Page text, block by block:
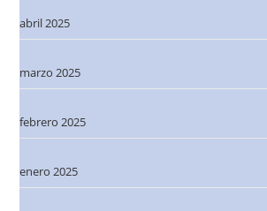
abril 2025
marzo 2025
febrero 2025
enero 2025